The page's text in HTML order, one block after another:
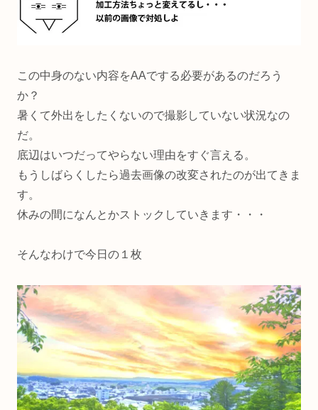
この中身のない内容をAAでする必要があるのだろう
か？
暑くて外出をしたくないので撮影していない状況なの
だ。
底辺はいつだってやらない理由をすぐ言える。
もうしばらくしたら過去画像の改変されたのが出てきま
す。
休みの間になんとかストックしていきます・・・
そんなわけで今日の１枚